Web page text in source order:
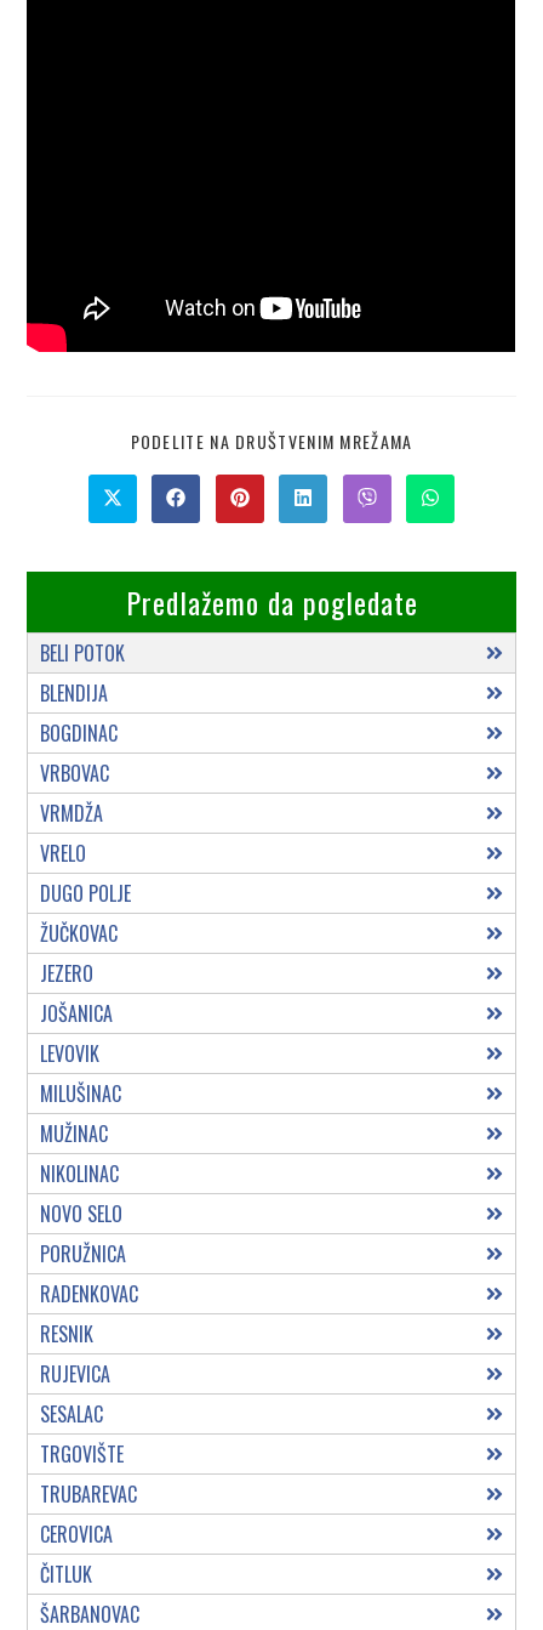
PODELITE NA DRUŠTVENIM MREŽAMA
Predlažemo da pogledate
BELI POTOK
BLENDIJA
BOGDINAC
VRBOVAC
VRMDŽA
VRELO
DUGO POLJE
ŽUČKOVAC
JEZERO
JOŠANICA
LEVOVIK
MILUŠINAC
MUŽINAC
NIKOLINAC
NOVO SELO
PORUŽNICA
RADENKOVAC
RESNIK
RUJEVICA
SESALAC
TRGOVIŠTE
TRUBAREVAC
CEROVICA
ČITLUK
ŠARBANOVAC